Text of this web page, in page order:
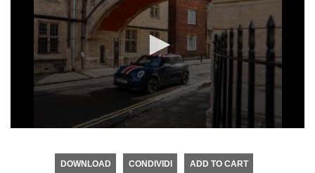
DOWNLOAD CONDIVIDI ADD TO CART